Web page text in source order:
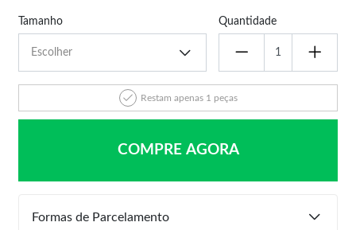
Tamanho Quantidade
Restam apenas 1 peças
COMPRE AGORA
Formas de Parcelamento